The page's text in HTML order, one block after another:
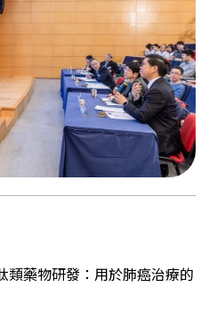
類藥物研發：用於肺癌治療的